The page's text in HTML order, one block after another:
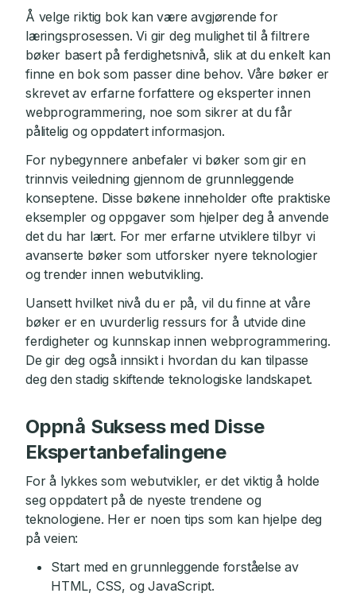
Å velge riktig bok kan være avgjørende for
læringsprosessen. Vi gir deg mulighet til å filtrere
bøker basert på ferdighetsnivå, slik at du enkelt kan
finne en bok som passer dine behov. Våre bøker er
skrevet av erfarne forfattere og eksperter innen
webprogrammering, noe som sikrer at du får
pålitelig og oppdatert informasjon.
For nybegynnere anbefaler vi bøker som gir en
trinnvis veiledning gjennom de grunnleggende
konseptene. Disse bøkene inneholder ofte praktiske
eksempler og oppgaver som hjelper deg å anvende
det du har lært. For mer erfarne utviklere tilbyr vi
avanserte bøker som utforsker nyere teknologier
og trender innen webutvikling.
Uansett hvilket nivå du er på, vil du finne at våre
bøker er en uvurderlig ressurs for å utvide dine
ferdigheter og kunnskap innen webprogrammering.
De gir deg også innsikt i hvordan du kan tilpasse
deg den stadig skiftende teknologiske landskapet.
Oppnå Suksess med Disse
Ekspertanbefalingene
For å lykkes som webutvikler, er det viktig å holde
seg oppdatert på de nyeste trendene og
teknologiene. Her er noen tips som kan hjelpe deg
på veien:
Start med en grunnleggende forståelse av
HTML, CSS, og JavaScript.